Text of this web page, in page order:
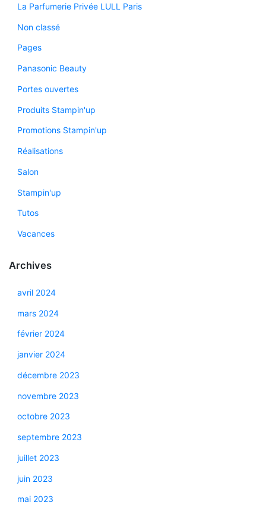
La Parfumerie Privée LULL Paris
Non classé
Pages
Panasonic Beauty
Portes ouvertes
Produits Stampin'up
Promotions Stampin'up
Réalisations
Salon
Stampin'up
Tutos
Vacances
Archives
avril 2024
mars 2024
février 2024
janvier 2024
décembre 2023
novembre 2023
octobre 2023
septembre 2023
juillet 2023
juin 2023
mai 2023